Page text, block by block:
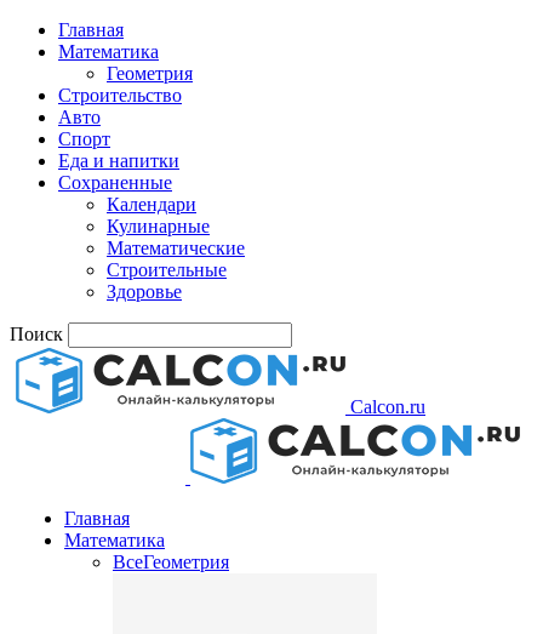
Главная
Математика
Геометрия
Строительство
Авто
Спорт
Еда и напитки
Сохраненные
Календари
Кулинарные
Математические
Строительные
Здоровье
Поиск
Calcon.ru
Главная
Математика
ВсеГеометрия